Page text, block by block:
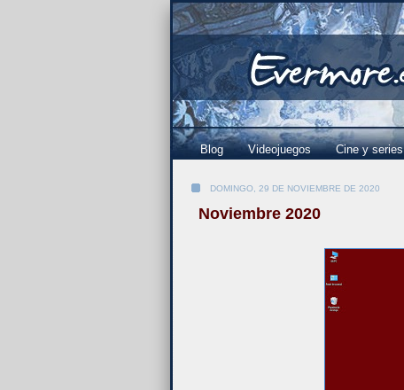
Blog Videojuegos Cine y series
DOMINGO, 29 DE NOVIEMBRE DE 2020
Noviembre 2020